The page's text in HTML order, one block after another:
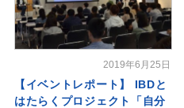
2019年6月25日
【イベントレポート】 IBDと
はたらくプロジェクト「自分